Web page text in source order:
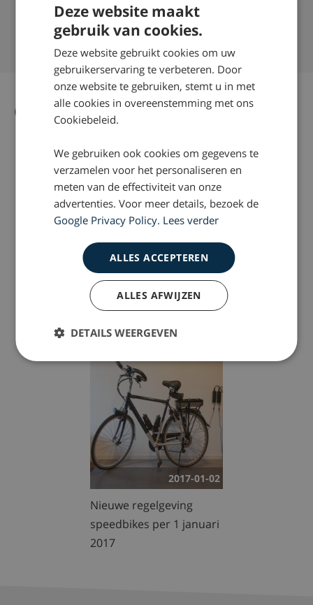
Succespercentage van 98%
Nationaal Keurmerk Letselschade
Ruim 35 jaar ervaring door heel Nederland
Gerelateerd nieuws Alle nieuws artikelen
2018-07-27
‘Meer fietsongevallen
Snelle e-bikes en
2017-01-02
Nieuwe regelgeving
speedbikes per 1 januari
2017
Deze website maakt
gebruik van cookies.
Deze website gebruikt cookies om uw
gebruikerservaring te verbeteren. Door
onze website te gebruiken, stemt u in met
alle cookies in overeenstemming met ons
Cookiebeleid.
We gebruiken ook cookies om gegevens te
verzamelen voor het personaliseren en
meten van de effectiviteit van onze
advertenties. Voor meer details, bezoek de
Google Privacy Policy. Lees verder
ALLES ACCEPTEREN
ALLES AFWIJZEN
DETAILS WEERGEVEN